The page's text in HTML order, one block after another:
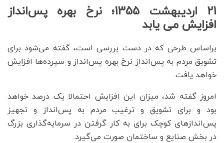
21 اردیبهشت 1355؛ نرخ بهره پس‌انداز
افزایش می یابد
براساس طرحی که در دست بررسی است، گفته می‌شود برای
تشویق مردم به پس‌انداز نرخ بهره پس‌انداز و سپرده‌ها افزایش
خواهد یافت.
امروز گفته شد، میزان این افزایش احتمالا یک درصد خواهد
بود و برای تشویق و ترغیب مردم به پس‌انداز و تجهیز
پس‌اندازهای کوچک برای به کار گرفتن در سرمایه‌گذاری بزرگ
در بخش صنایع و ساختمان صورت می‌گیرد.